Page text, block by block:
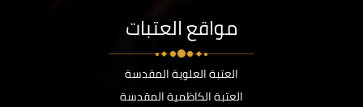
مواقع العتبات
العتبة العلوية المقدسة
العتبة الكاظمية المقدسة